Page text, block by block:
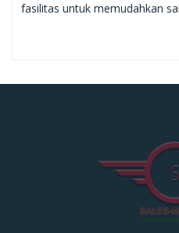
fasilitas untuk memudahkan